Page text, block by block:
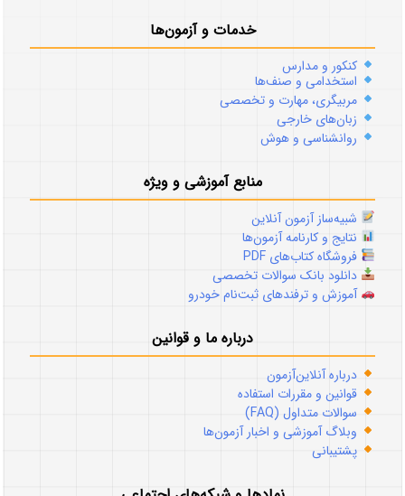
خدمات و آزمون‌ها
کنکور و مدارس
استخدامی و صنف‌ها
مربیگری، مهارت و تخصصی
زبان‌های خارجی
روانشناسی و هوش
منابع آموزشی و ویژه
شبیه‌ساز آزمون آنلاین
نتایج و کارنامه آزمون‌ها
فروشگاه کتاب‌های PDF
دانلود بانک سوالات تخصصی
آموزش و ترفندهای ثبت‌نام خودرو
درباره ما و قوانین
درباره آنلاین‌آزمون
قوانین و مقررات استفاده
سوالات متداول (FAQ)
وبلاگ آموزشی و اخبار آزمون‌ها
پشتیبانی